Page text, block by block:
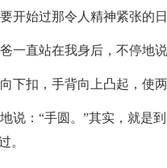
开始过那令人精神紧张的
一直站在我身后，不停地
下扣，手背向上凸起，使两
说：“手圆。”其实，就是
。